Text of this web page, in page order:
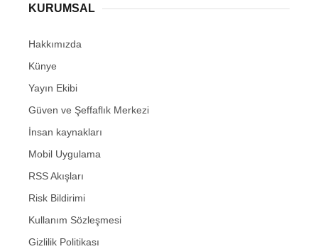
KURUMSAL
Hakkımızda
Künye
Yayın Ekibi
Güven ve Şeffaflık Merkezi
İnsan kaynakları
Mobil Uygulama
RSS Akışları
Risk Bildirimi
Kullanım Sözleşmesi
Gizlilik Politikası